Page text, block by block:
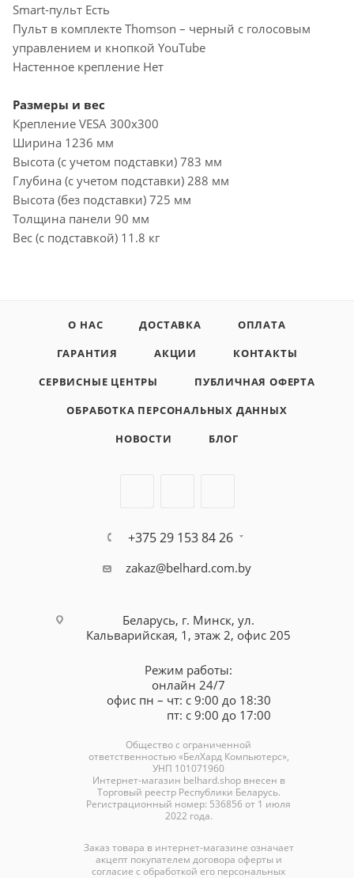
Smart-пульт Есть
Пульт в комплекте Thomson – черный с голосовым
управлением и кнопкой YouTube
Настенное крепление Нет
Размеры и вес
Крепление VESA 300x300
Ширина 1236 мм
Высота (с учетом подставки) 783 мм
Глубина (с учетом подставки) 288 мм
Высота (без подставки) 725 мм
Толщина панели 90 мм
Вес (с подставкой) 11.8 кг
О НАС ДОСТАВКА
ОПЛАТА
ГАРАНТИЯ
АКЦИИ
КОНТАКТЫ
СЕРВИСНЫЕ ЦЕНТРЫ
ПУБЛИЧНАЯ ОФЕРТА
ОБРАБОТКА ПЕРСОНАЛЬНЫХ ДАННЫХ
НОВОСТИ
БЛОГ
+375 29 153 84 26
zakaz@belhard.com.by
Беларусь, г. Минск, ул.
Кальварийская, 1, этаж 2, офис 205
Режим работы:
онлайн 24/7
офис пн – чт: с 9:00 до 18:30
пт: с 9:00 до 17:00
Общество с ограниченной
ответственностью «БелХард Компьютерс»,
УНП 101071960
Интернет-магазин belhard.shopвнесен в
Торговый реестр Республики Беларусь.
Регистрационный номер: 536856 от 1 июля
2022 года.
Заказ товара в интернет-магазине означает
акцепт покупателем договора оферты и
согласие с обработкой его персональных